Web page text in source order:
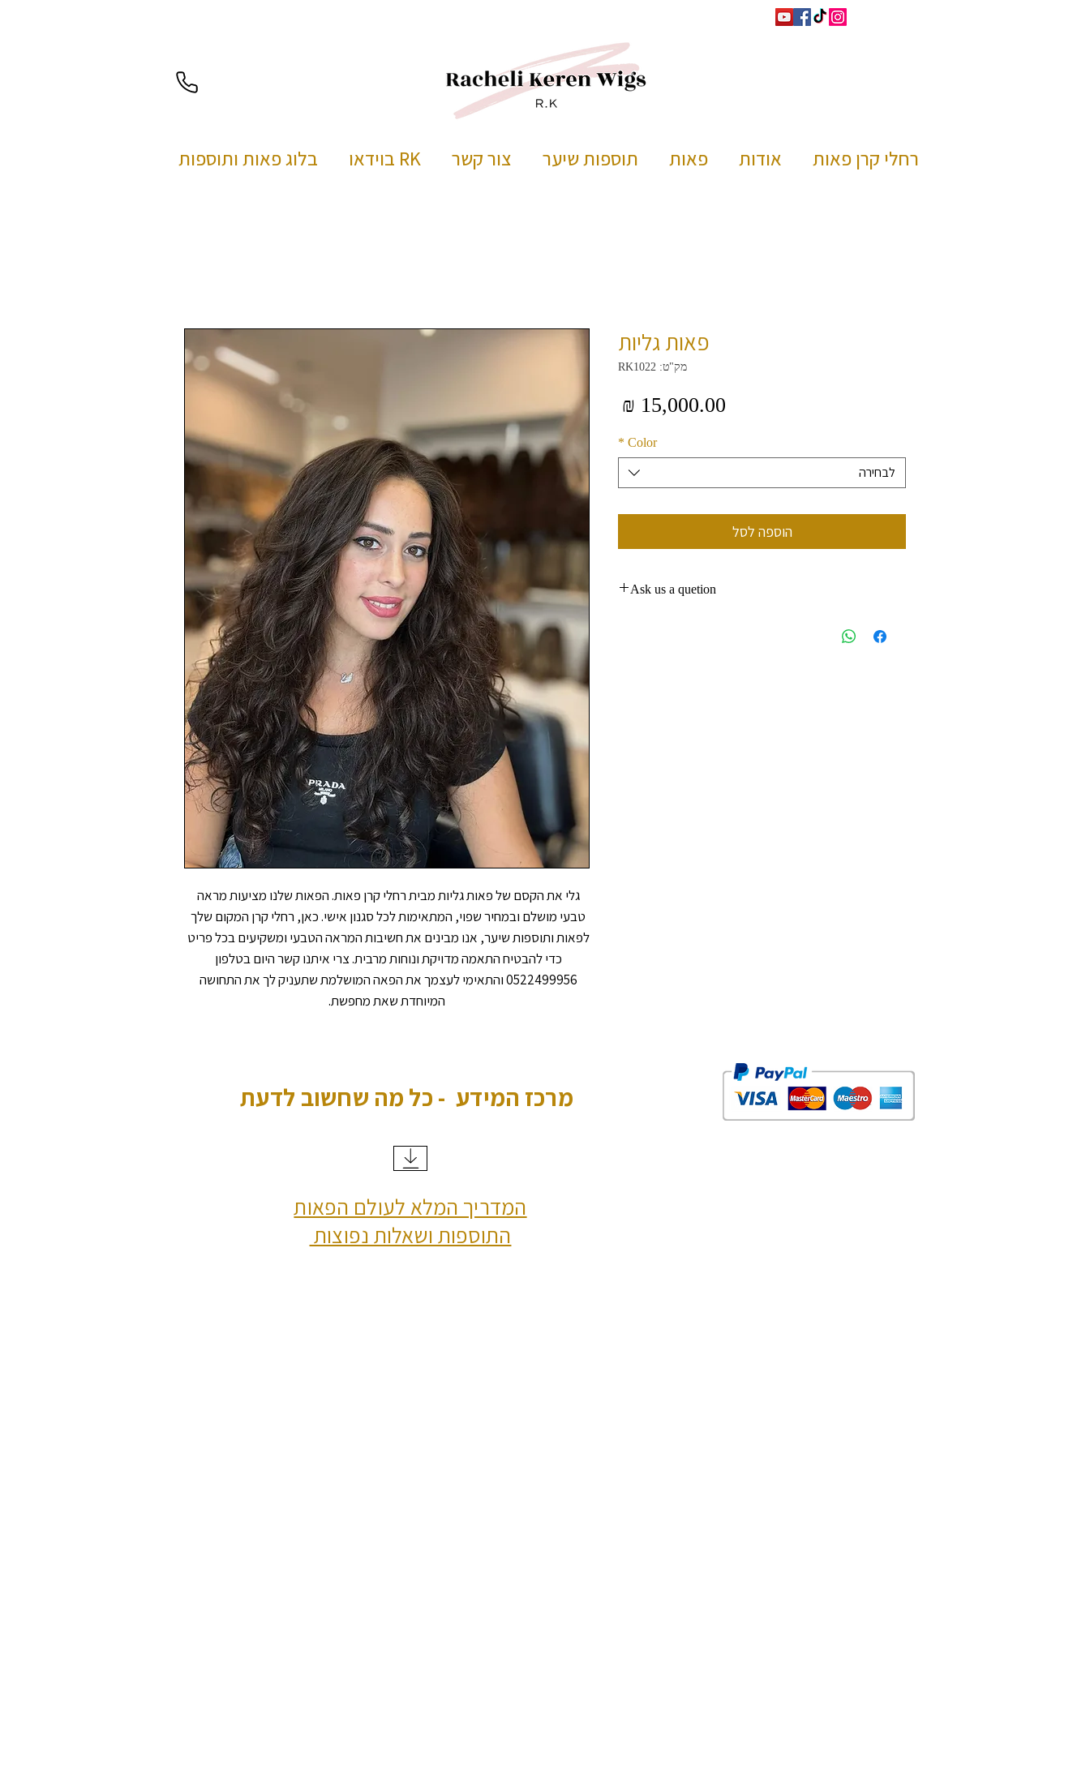
רחלי קרן פאות אודות פאות תוספות שיער צור קשר RK בוידאו בלוג פאות ותוספות
המיוחדת שאת מחפשת.
פאות גליות
מק"ט: RK1022
מחיר
Color
*
לבחירה
הוספה לסל
Ask us a quetion
מרכז המידע - כל מה שחשוב לדעת
המדריך המלא לעולם הפאות
התוספות ושאלות נפוצות